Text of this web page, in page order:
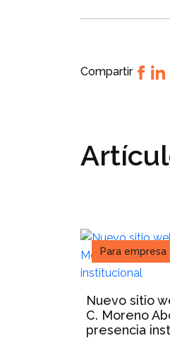
Compartir
Para empresa
Nuevo sitio
C. Moreno
presencia